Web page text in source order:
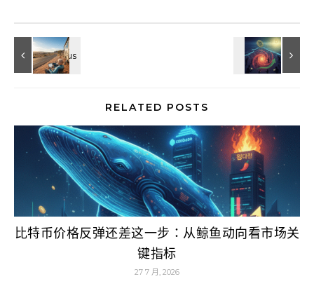
RELATED POSTS
比特币价格反弹还差这一步：从鲸鱼动向看市场关
键指标
27 7 月, 2026